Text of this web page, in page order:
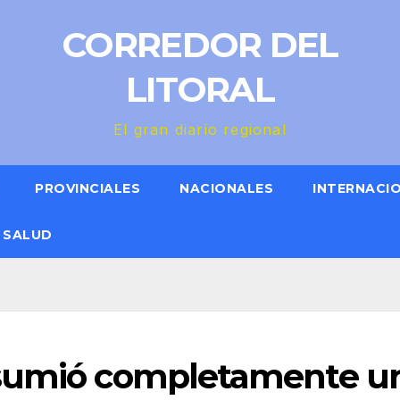
CORREDOR DEL
LITORAL
El gran diario regional
PROVINCIALES NACIONALES
SALUD
completamente